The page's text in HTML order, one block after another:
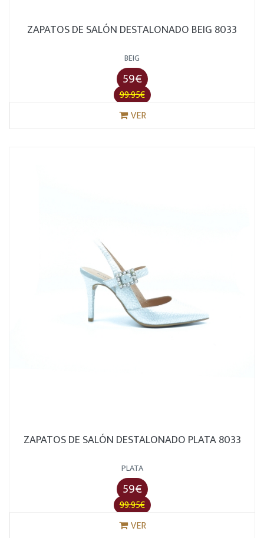
ZAPATOS DE SALÓN DESTALONADO BEIG 8033
BEIG
59€
99.95€
VER
ZAPATOS DE SALÓN DESTALONADO PLATA 8033
PLATA
59€
99.95€
VER